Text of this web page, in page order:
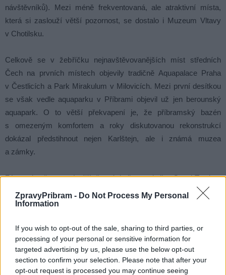
ZpravyPribram - Do Not Process My Personal
Information
If you wish to opt-out of the sale, sharing to third parties, or
processing of your personal or sensitive information for
targeted advertising by us, please use the below opt-out
section to confirm your selection. Please note that after your
opt-out request is processed you may continue seeing
návštěvníků). Mezi méně frekventovaná, ale atraktivní místa,
která si zaslouží větší pozornost, se dostalo i Muzeum Vltavy
v Chotilsku.
Celkově se v žebříčku nejnavštěvovanějších míst středních
Čech na prvních místech objevily tradičně Aquapalace Praha
v Čestlicích a Park Mirakulum v Milovicích. Mezi první desítkou
se však vedle aquaparku v Příbrami objevil už jen berounský
aquapark. O to větší překvapení je, že příbramský bazén
s omezeným komfortem a roky diskutovanou rekonstrukcí
dokázal předstihnout nejen Karlštejn, ale i známá muzea
a zámky.
Zástupci města nyní věří, že výsledky statistiky CzechTourism
pomohou podpořit snahu o výstavbu nového moderního zařízení,
které bude odpovídat jak návštěvnické atraktivitě, tak současným
TOP 10 nejnavštěvovanějších cílů ve středních Čechách:
Aquapalace Praha, Čestlice